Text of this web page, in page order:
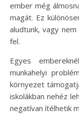
ember még
magát. Ez
aludtunk, vagy
fel.
Egyes
munkahelyi
környezet
iskolákban nehéz
negatívan ítélhetik